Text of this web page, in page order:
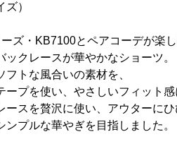
）
ズ・KB7100とペアコーデが楽し
クレースが華やかなショーツ。
トな風合いの素材を、
プを使い、やさしいフィット感
スを贅沢に使い、アウターにひ
プルな華やぎを目指しました。